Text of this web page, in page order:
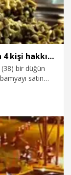
Çalınan çiçek bamyaları satın alan 4 kişi hakkında 3 yıla kadar hapis istemi
(38) bir düğün
satın